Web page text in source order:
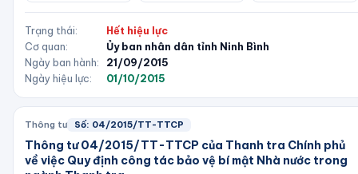
Trạng thái:
Hết hiệu lực
Cơ quan:
Ủy ban nhân dân tỉnh Ninh Bình
Ngày ban hành:
21/09/2015
Ngày hiệu lực:
01/10/2015
Thông tư Số: 04/2015/TT-TTCP
Thông tư 04/2015/TT-TTCP của Thanh tra Chính phủ
về việc Quy định công tác bảo vệ bí mật Nhà nước trong